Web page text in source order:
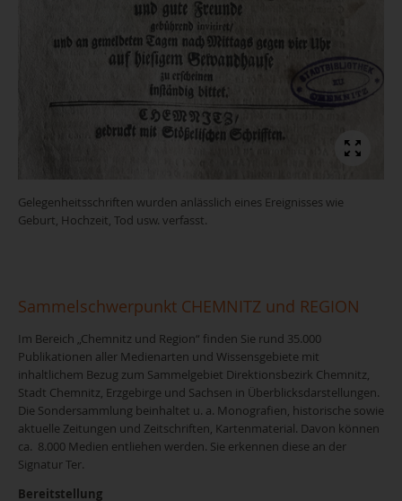
Gelegenheitsschriften wurden anlässlich eines Ereignisses wie
Geburt, Hochzeit, Tod usw. verfasst.
Sammelschwerpunkt CHEMNITZ und REGION
Im Bereich „Chemnitz und Region“ finden Sie rund 35.000
Publikationen aller Medienarten und Wissensgebiete mit
inhaltlichem Bezug zum Sammelgebiet Direktionsbezirk Chemnitz,
Stadt Chemnitz, Erzgebirge und Sachsen in Überblicksdarstellungen.
Die Sondersammlung beinhaltet u. a. Monografien, historische sowie
aktuelle Zeitungen und Zeitschriften, Kartenmaterial. Davon können
ca. 8.000 Medien entliehen werden. Sie erkennen diese an der
Signatur Ter.
Bereitstellung